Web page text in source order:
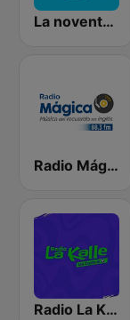
La noventera
Radio Mágica 88.3 FM
Radio La Kalle